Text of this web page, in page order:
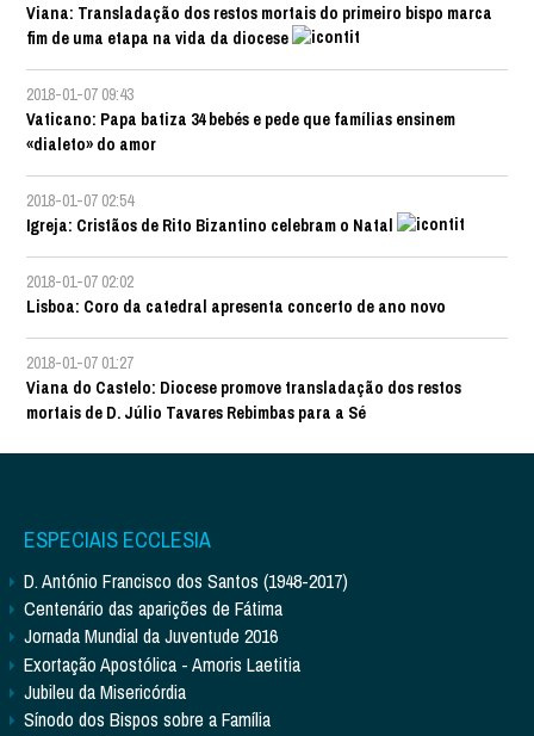
Viana: Transladação dos restos mortais do primeiro bispo marca
fim de uma etapa na vida da diocese
2018-01-07 09:43
Vaticano: Papa batiza 34 bebés e pede que famílias ensinem
«dialeto» do amor
2018-01-07 02:54
Igreja: Cristãos de Rito Bizantino celebram o Natal
2018-01-07 02:02
Lisboa: Coro da catedral apresenta concerto de ano novo
2018-01-07 01:27
Viana do Castelo: Diocese promove transladação dos restos
mortais de D. Júlio Tavares Rebimbas para a Sé
ESPECIAIS ECCLESIA
D. António Francisco dos Santos (1948-2017)
Centenário das aparições de Fátima
Jornada Mundial da Juventude 2016
Exortação Apostólica - Amoris Laetitia
Jubileu da Misericórdia
Sínodo dos Bispos sobre a Família